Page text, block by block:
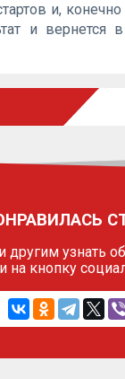
и,
и вернется
другим узнать об
на кнопку